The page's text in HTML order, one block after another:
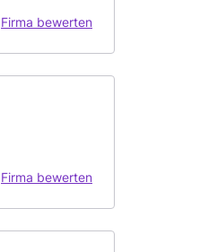
Firma bewerten
Firma bewerten